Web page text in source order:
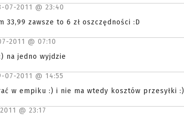
07-2011 @ 23:40
33,99 zawsze to 6 zł oszczędności :D
2011 @ 07:10
na jedno wyjdzie
07-2011 @ 14:55
w empiku :) i nie ma wtedy kosztów przesyłki :)
@ 23:17